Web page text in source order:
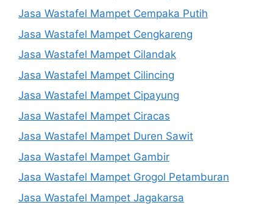
Jasa Wastafel Mampet Cempaka Putih
Jasa Wastafel Mampet Cengkareng
Jasa Wastafel Mampet Cilandak
Jasa Wastafel Mampet Cilincing
Jasa Wastafel Mampet Cipayung
Jasa Wastafel Mampet Ciracas
Jasa Wastafel Mampet Duren Sawit
Jasa Wastafel Mampet Gambir
Jasa Wastafel Mampet Grogol Petamburan
Jasa Wastafel Mampet Jagakarsa